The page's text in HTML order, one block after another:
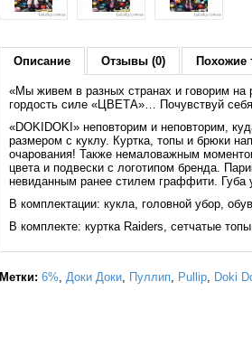
Описание Отзывы (0) Похожие
«Мы живем в разных странах и говорим
гордость силе «ЦВЕТА»… Почувствуй
«DOKIDOKI» неповторим и неповторим,
размером с куклу. Куртка, топы и брюки
очарования! Также немаловажным
цвета и подвески с логотипом бренда.
невиданным ранее стилем граффити.
В комплектации: кукла, головной убор,
В комплекте: куртка Raiders, сетчатые
Метки: 6%, Доки Доки, Пуллип, Pullip, Doki